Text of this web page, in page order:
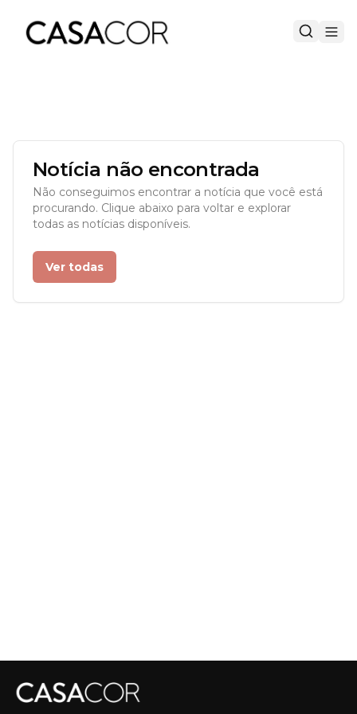
Notícia não encontrada
Não conseguimos encontrar a notícia que você está
procurando. Clique abaixo para voltar e explorar
todas as notícias disponíveis.
Ver todas